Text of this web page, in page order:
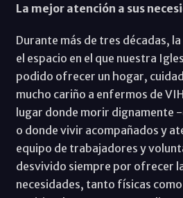
La mejor atención a sus
Durante más de tres décadas,
el espacio en el que nuestra
podido ofrecer un hogar,
mucho cariño a enfermos de
lugar donde morir dignamente
o donde vivir acompañados y
equipo de trabajadores y
desvivido siempre por ofrecer
necesidades, tanto físicas